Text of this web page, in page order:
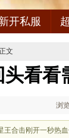
开私服
文
头看看
浏
王合击刚开一秒热